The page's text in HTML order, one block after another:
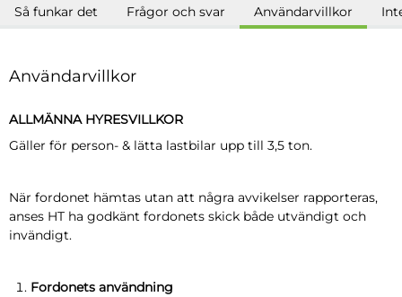
Så funkar det Frågor och svar Användarvillkor
Användarvillkor
ALLMÄNNA HYRESVILLKOR
Gäller för person- & lätta lastbilar upp till 3,5 ton.
När fordonet hämtas utan att några avvikelser rapporteras,
anses HT ha godkänt fordonets skick både utvändigt och
invändigt.
Fordonets användning